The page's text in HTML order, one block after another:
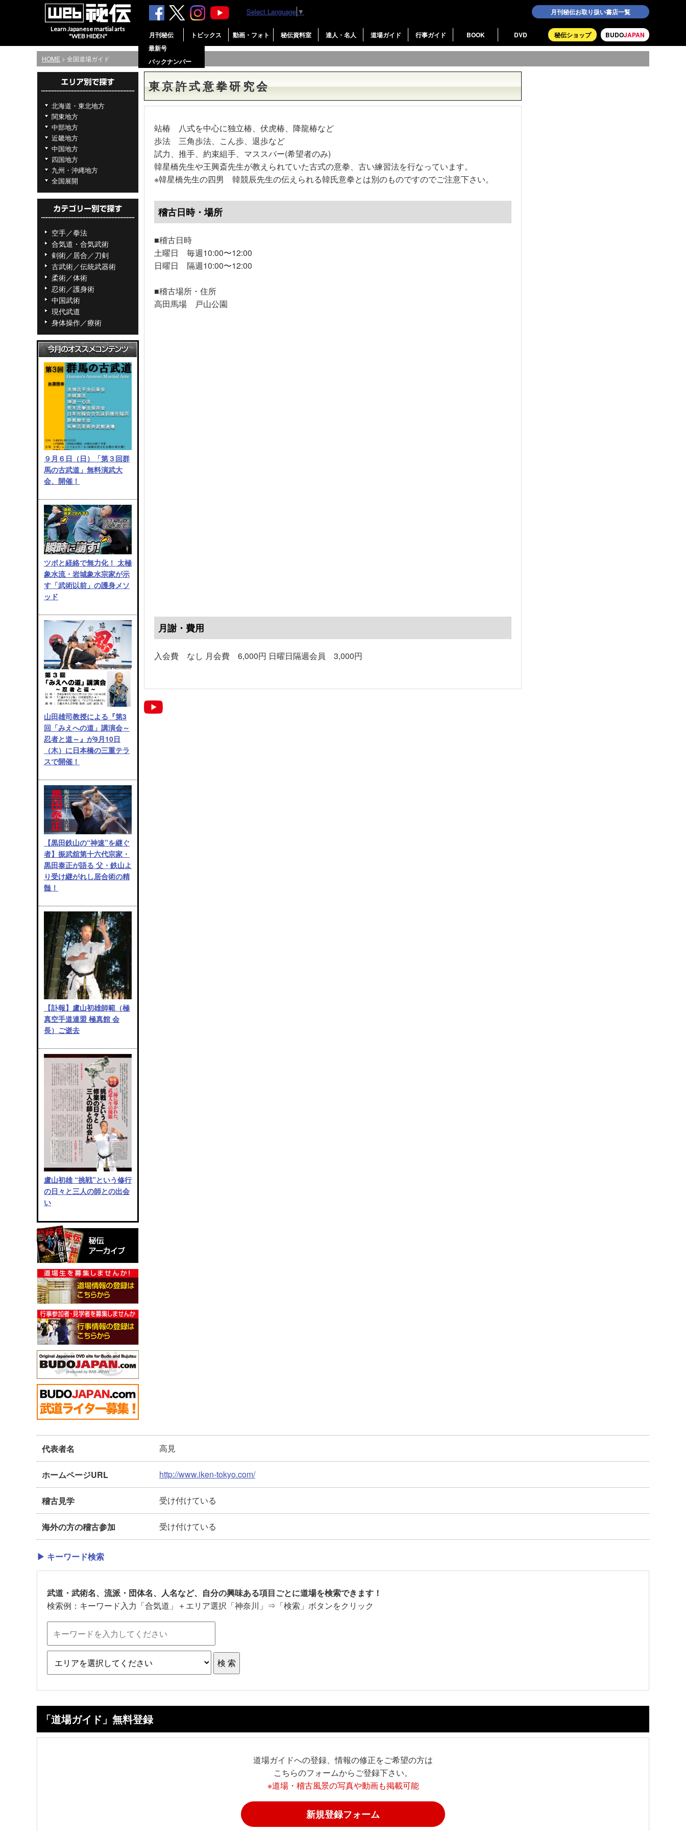
Learn Japanese martial arts
"WEB HIDEN"
月刊秘伝お取り扱い書店一覧
BUDOJAPAN
秘伝ショップ
月刊秘伝
最新号
バックナンバー
トピックス 動画・フォト 秘伝資料室 達人・名人 道場ガイド 行事ガイド BOOK DVD
Select Language ▼
HOME > 全国道場ガイド
北海道・東北地方
関東地方
中部地方
近畿地方
中国地方
四国地方
九州・沖縄地方
全国展開
空手／拳法
合気道・合気武術
剣術／居合／刀剣
古武術／伝統武器術
柔術／体術
忍術／護身術
中国武術
現代武道
身体操作／療術
９月６日（日）「第３回群
馬の古武道」無料演武大
会、開催！
ツボと経絡で無力化！ 太極
象水流・岩城象水宗家が示
す「武術以前」の護身メソ
ッド
山田雄司教授による『第3
回「みえへの道」講演会～
忍者と道～』が9月10日
（木）に日本橋の三重テラ
スで開催！
【黒田鉄山の“神速”を継ぐ
者】振武舘第十六代宗家・
黒田泰正が語る 父・鉄山よ
り受け継がれし居合術の精
髄！
【訃報】盧山初雄師範（極
真空手道連盟 極真館 会
長）ご逝去
盧山初雄 “挑戦”という修行
の日々と三人の師との出会
い
東京許式意拳研究会
站椿 八式を中心に独立椿、伏虎椿、降龍椿など
歩法 三角歩法、こん歩、退歩など
試力、推手、約束組手、マススパー(希望者のみ)
韓星橋先生や王興斎先生が教えられていた古式の意拳、古い練習法を行なっています。
※韓星橋先生の四男 韓競辰先生の伝えられる韓氏意拳とは別のものですのでご注意下さい。
稽古日時・場所
■稽古日時
土曜日 毎週10:00〜12:00
日曜日 隔週10:00〜12:00
■稽古場所・住所
高田馬場 戸山公園
月謝・費用
入会費 なし 月会費 6,000円 日曜日隔週会員 3,000円
代表者名 高見
ホームページURL http://www.iken-tokyo.com/
稽古見学 受け付けている
海外の方の稽古参加 受け付けている
▶ キーワード検索
武道・武術名、流派・団体名、人名など、自分の興味ある項目ごとに道場を検索できます！
検索例：キーワード入力「合気道」＋エリア選択「神奈川」⇒「検索」ボタンをクリック
「道場ガイド」無料登録
道場ガイドへの登録、情報の修正をご希望の方は
こちらのフォームからご登録下さい。
※道場・稽古風景の写真や動画も掲載可能
新規登録フォーム